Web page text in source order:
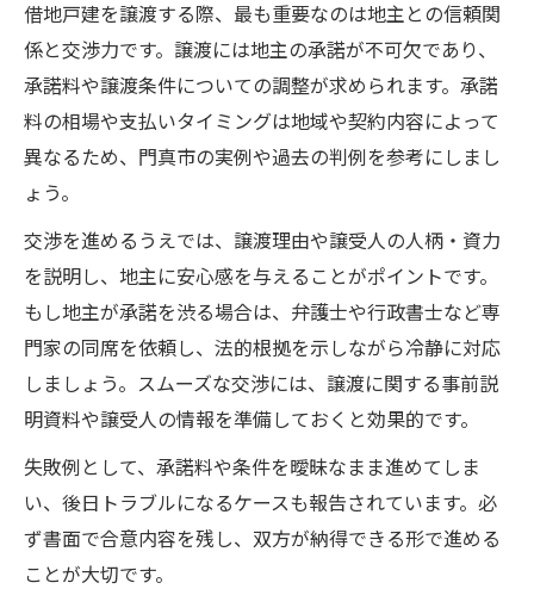
借地戸建を譲渡する際、最も重要なのは地主との信頼関
係と交渉力です。譲渡には地主の承諾が不可欠であり、
承諾料や譲渡条件についての調整が求められます。承諾
料の相場や支払いタイミングは地域や契約内容によって
異なるため、門真市の実例や過去の判例を参考にしまし
ょう。
交渉を進めるうえでは、譲渡理由や譲受人の人柄・資力
を説明し、地主に安心感を与えることがポイントです。
もし地主が承諾を渋る場合は、弁護士や行政書士など専
門家の同席を依頼し、法的根拠を示しながら冷静に対応
しましょう。スムーズな交渉には、譲渡に関する事前説
明資料や譲受人の情報を準備しておくと効果的です。
失敗例として、承諾料や条件を曖昧なまま進めてしま
い、後日トラブルになるケースも報告されています。必
ず書面で合意内容を残し、双方が納得できる形で進める
ことが大切です。